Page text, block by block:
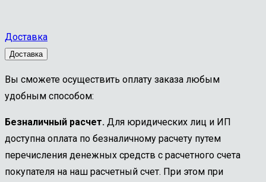
Доставка
Доставка
Вы сможете осуществить оплату заказа любым
удобным способом:
Безналичный расчет. Для юридических лиц и ИП
доступна оплата по безналичному расчету путем
перечисления денежных средств с расчетного счета
покупателя на наш расчетный счет. При этом при